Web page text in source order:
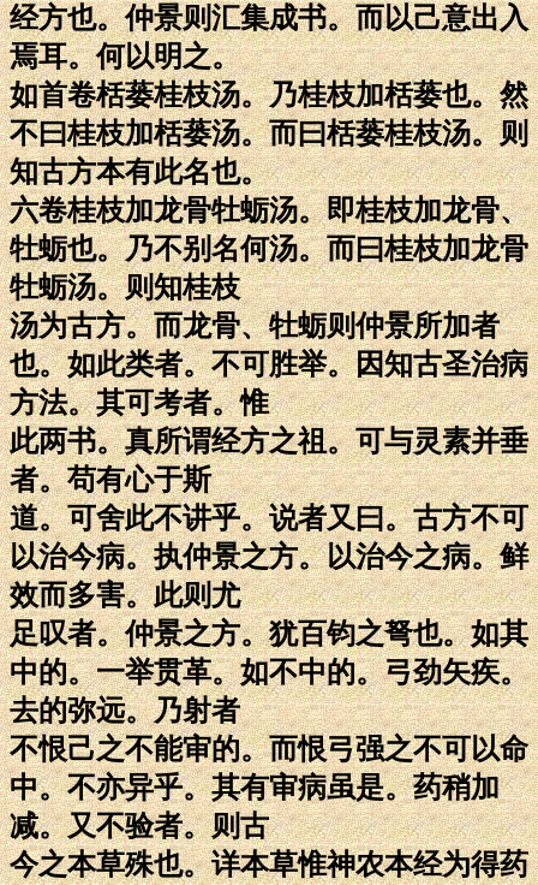
经方也。仲景则汇集成书。而以己意出入
焉耳。何以明之。
如首卷栝蒌桂枝汤。乃桂枝加栝蒌也。然
不曰桂枝加栝蒌汤。而曰栝蒌桂枝汤。则
知古方本有此名也。
六卷桂枝加龙骨牡蛎汤。即桂枝加龙骨、
牡蛎也。乃不别名何汤。而曰桂枝加龙骨
牡蛎汤。则知桂枝
汤为古方。而龙骨、牡蛎则仲景所加者
也。如此类者。不可胜举。因知古圣治病
方法。其可考者。惟
此两书。真所谓经方之祖。可与灵素并垂
者。苟有心于斯
道。可舍此不讲乎。说者又曰。古方不可
以治今病。执仲景之方。以治今之病。鲜
效而多害。此则尤
足叹者。仲景之方。犹百钧之弩也。如其
中的。一举贯革。如不中的。弓劲矢疾。
去的弥远。乃射者
不恨己之不能审的。而恨弓强之不可以命
中。不亦异乎。其有审病虽是。药稍加
减。又不验者。则古
今之本草殊也。详本草惟神农本经为得药